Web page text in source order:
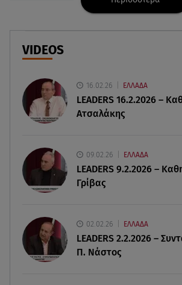
Καιρός: Red Code σε Αττική και
09.08.26 , 09:15
Rekord C
09.08.26 , 09:03
09.08.26 , 08:44
Σοβαρό τροχαίο στο Λαγονήσι:
09.08.26 , 03:00
Εορτολόγιο: Ποιοι γιορτάζουν στις
VIDEOS
16.02.26 ΕΛΛΑΔΑ
LEADERS 16.2.2026 –
Ατσαλάκης
09.02.26 ΕΛΛΑΔΑ
LEADERS 9.2.2026 –
Γρίβας
02.02.26 ΕΛΛΑΔΑ
LEADERS 2.2.2026 –
Π. Νάστος